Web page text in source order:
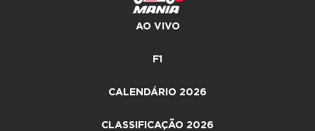
AO VIVO
F1
CALENDÁRIO 2026
CLASSIFICAÇÃO 2026